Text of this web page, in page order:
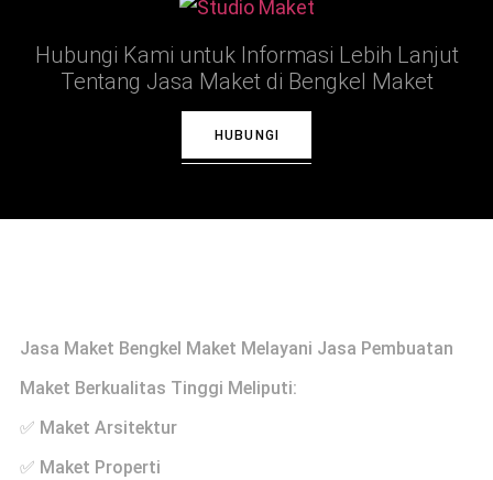
Hubungi Kami untuk Informasi Lebih Lanjut
Tentang Jasa Maket di Bengkel Maket
HUBUNGI
Jasa Maket Bengkel Maket Melayani Jasa Pembuatan
Maket Berkualitas Tinggi Meliputi:
✅ Maket Arsitektur
✅ Maket Properti